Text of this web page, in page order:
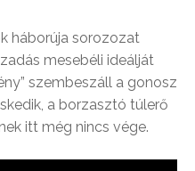
háborúja sorozozat
mesebéli ideálját
szembeszáll a gonosz
a borzasztó túlerő
itt még nincs vége.